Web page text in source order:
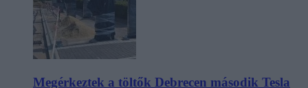
Megérkeztek a töltők Debrecen második Tesla